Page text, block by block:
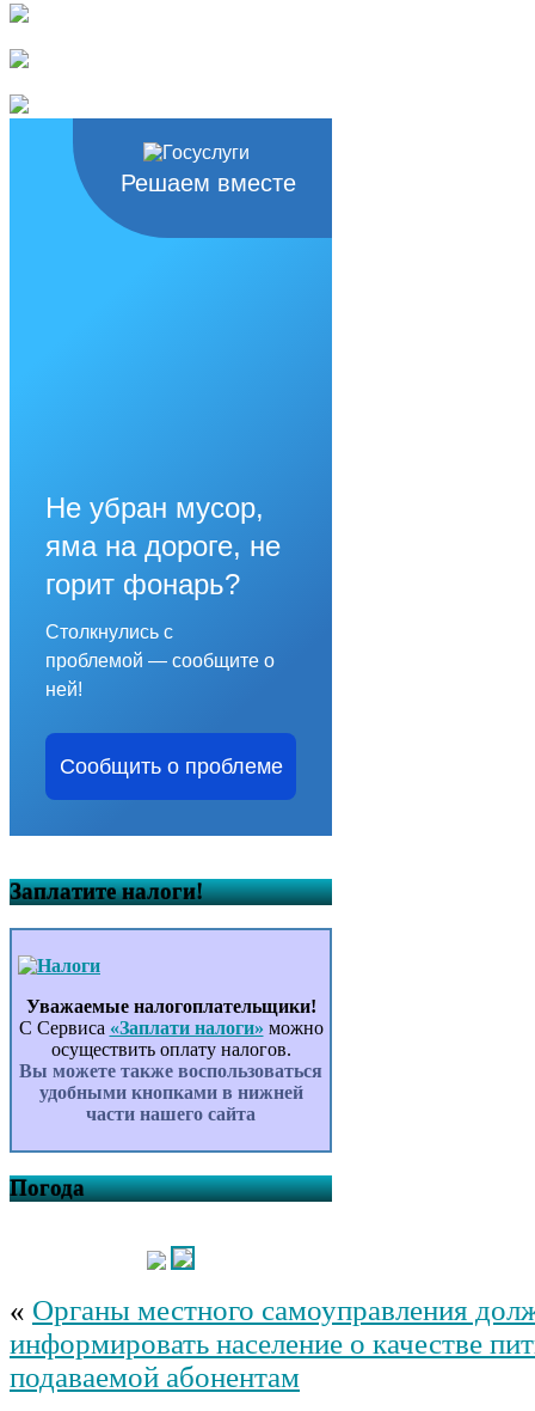
Решаем вместе
Не убран мусор,
яма на дороге, не
горит фонарь?
Столкнулись с
проблемой — сообщите о
ней!
Сообщить о проблеме
Заплатите налоги!
Уважаемые налогоплательщики!
С Сервиса «Заплати налоги» можно
осуществить оплату налогов.
Вы можете также воспользоваться
удобными кнопками в нижней
части нашего сайта
Погода
« Органы местного самоуправления
информировать население о качестве
подаваемой абонентам